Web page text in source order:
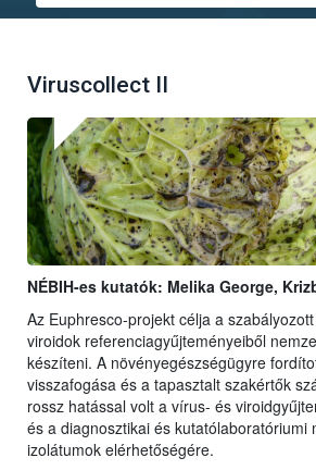
Viruscollect II
NÉBIH-es kutatók: Melika George,
Az Euphresco-projekt célja a
viroidok referenciagyűjteményeiből
készíteni. A növényegészségügyre
visszafogása és a tapasztalt szakértők
rossz hatással volt a vírus- és
és a diagnosztikai és kutatólaboratóriumi
izolátumok elérhetőségére.